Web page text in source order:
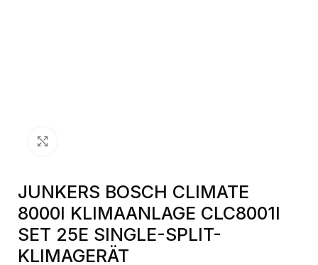
JUNKERS BOSCH CLIMATE
8000I KLIMAANLAGE CLC8001I
SET 25E SINGLE-SPLIT-
KLIMAGERÄT